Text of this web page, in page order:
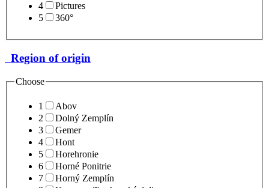
4
Pictures
5
360°
Region of origin
Choose
1
Abov
2
Dolný Zemplín
3
Gemer
4
Hont
5
Horehronie
6
Horné Ponitrie
7
Horný Zemplín